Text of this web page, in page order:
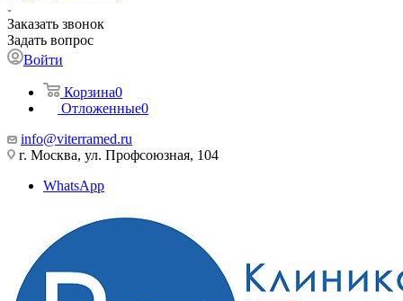
Заказать звонок
Задать вопрос
Войти
Корзина0
Отложенные0
info@viterramed.ru
г. Москва, ул. Профсоюзная, 104
WhatsApp